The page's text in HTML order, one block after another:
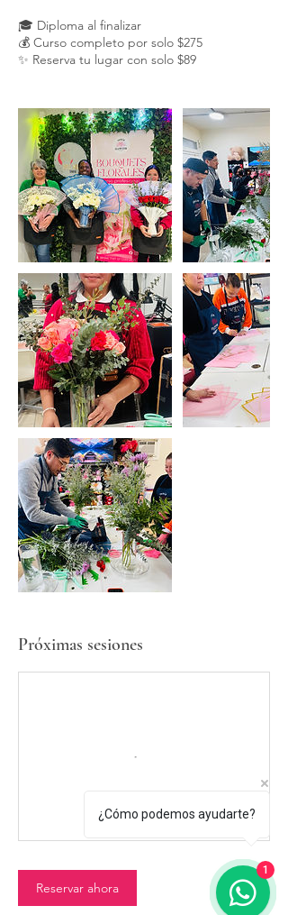
🎓 Diploma al finalizar
💰 Curso completo por solo $275
✨ Reserva tu lugar con solo $89
Próximas sesiones
Reservar ahora
¿Cómo podemos ayudarte?
1